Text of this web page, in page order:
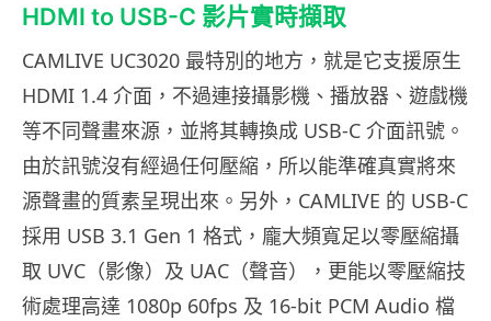
HDMI to USB-C 影片實時擷取
CAMLIVE UC3020 最特別的地方，就是它支援原生
HDMI 1.4 介面，不過連接攝影機、播放器、遊戲機
等不同聲畫來源，並將其轉換成 USB-C 介面訊號。
由於訊號沒有經過任何壓縮，所以能準確真實將來
源聲畫的質素呈現出來。另外，CAMLIVE 的 USB-C
採用 USB 3.1 Gen 1 格式，龐大頻寬足以零壓縮攝
取 UVC（影像）及 UAC（聲音），更能以零壓縮技
術處理高達 1080p 60fps 及 16-bit PCM Audio 檔